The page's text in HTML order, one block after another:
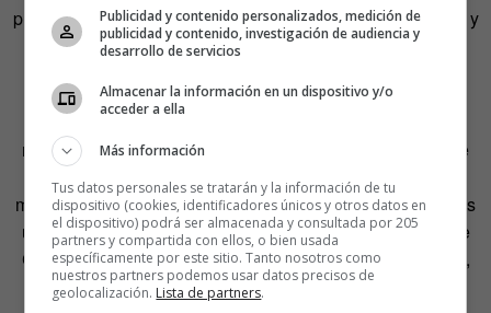
prescripción una de sus herramientas; los activos digitales y
todos los datos que generan son la clave del nuevo
Visto el panorama, hagamos todos los “upgrades” que
necesitemos, pero no olvidemos hacer uso de lo mejor de
cada medio, off y online. Al final, “el poder expansivo del
mundo 2.0 es más potente a la vez que económico, pero es
un reflejo de la vida 1.0”, afirma Andy Stalman, director de
Cato Partners España. Vamos, según afirman los autores,
“hacia la integración biónica del hombre máquina”.
Publicidad y contenido personalizados, medición de
publicidad y contenido, investigación de audiencia y
desarrollo de servicios
Almacenar la información en un dispositivo y/o
acceder a ella
Más información
Tus datos personales se tratarán y la información de tu
dispositivo (cookies, identificadores únicos y otros datos en
el dispositivo) podrá ser almacenada y consultada por 205
partners y compartida con ellos, o bien usada
específicamente por este sitio. Tanto nosotros como
nuestros partners podemos usar datos precisos de
geolocalización. Lista de partners.